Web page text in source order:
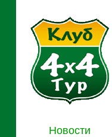
Новости